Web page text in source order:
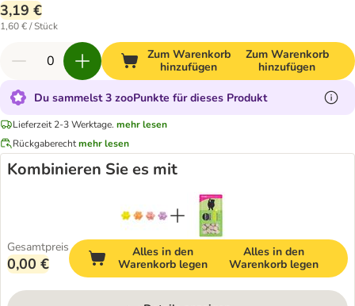
3,19 €
1,60 € / Stück
Zum Warenkorb
hinzufügen
Zum Warenkorb
hinzufügen
Du sammelst 3 zooPunkte für dieses Produkt
Lieferzeit 2-3 Werktage. mehr lesen
Rückgaberechtmehr lesen
Kombinieren Sie es mit
Gesamtpreis
0,00 €
Alles in den
Warenkorb legen
Alles in den
Warenkorb legen